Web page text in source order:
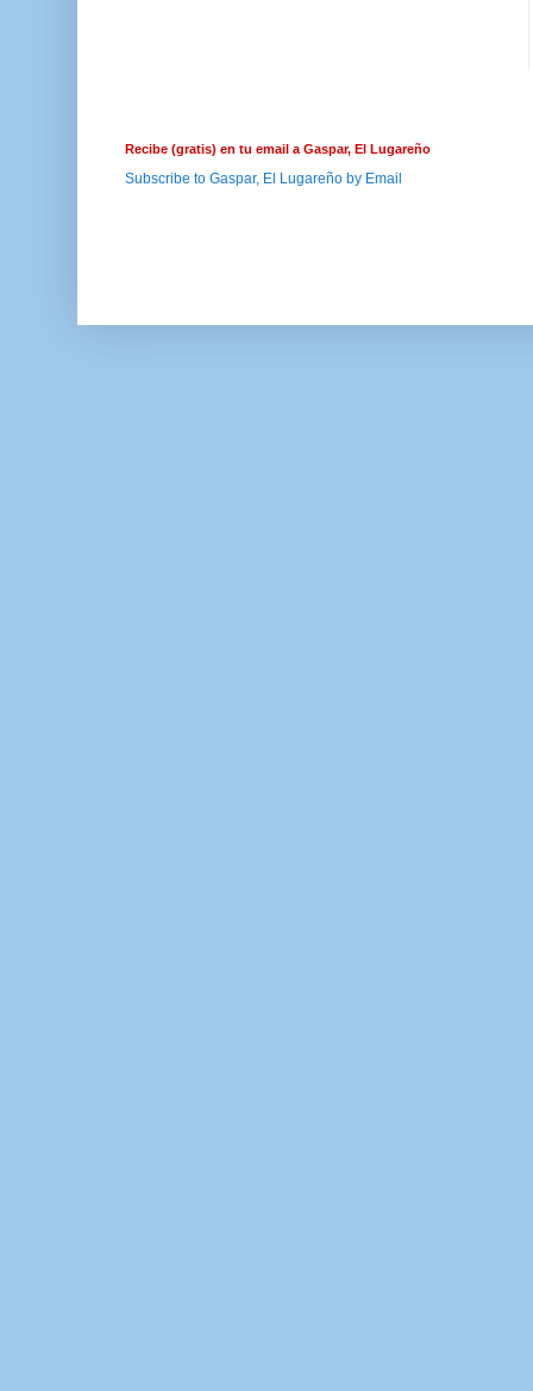
Recibe (gratis) en tu email a Gaspar, El Lugareño
Subscribe to Gaspar, El Lugareño by Email